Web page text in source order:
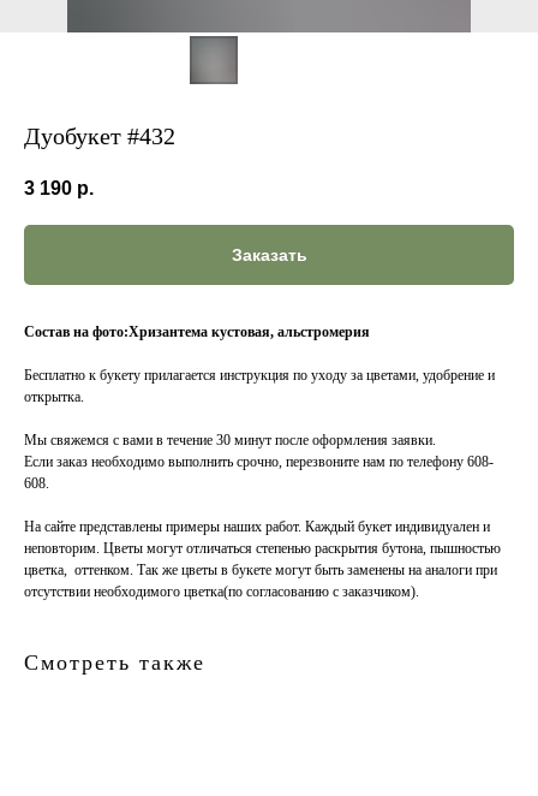
Дуобукет #432
3 190 р.
Заказать
Состав на фото:Хризантема кустовая, альстромерия
Бесплатно к букету прилагается инструкция по уходу за цветами, удобрение и
открытка.
Мы свяжемся с вами в течение 30 минут после оформления заявки.
Если заказ необходимо выполнить срочно, перезвоните нам по телефону 608-
608.
На сайте представлены примеры наших работ. Каждый букет индивидуален и
неповторим. Цветы могут отличаться степенью раскрытия бутона, пышностью
цветка, оттенком. Так же цветы в букете могут быть заменены на аналоги при
отсутствии необходимого цветка(по согласованию с заказчиком).
Смотреть также